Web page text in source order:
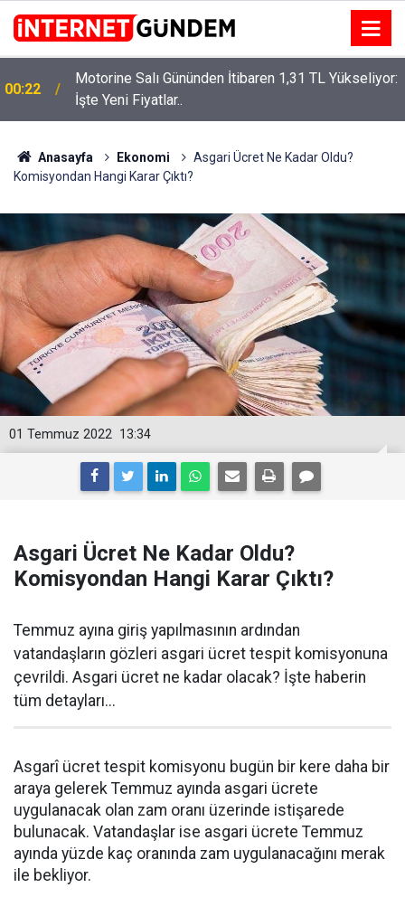
00:22
Motorine Salı Gününden İtibaren 1,31 TL Yükseliyor:
İşte Yeni Fiyatlar..
Anasayfa Ekonomi
Asgari Ücret Ne Kadar Oldu?
Komisyondan Hangi Karar Çıktı?
13:34
01 Temmuz 2022
Asgari Ücret Ne Kadar Oldu?
Komisyondan Hangi Karar Çıktı?
Temmuz ayına giriş yapılmasının ardından
vatandaşların gözleri asgari ücret tespit komisyonuna
çevrildi. Asgari ücret ne kadar olacak? İşte haberin
tüm detayları...
Asgarî ücret tespit komisyonu bugün bir kere daha bir
araya gelerek Temmuz ayında asgari ücrete
uygulanacak olan zam oranı üzerinde istişarede
bulunacak. Vatandaşlar ise asgari ücrete Temmuz
ayında yüzde kaç oranında zam uygulanacağını merak
ile bekliyor.